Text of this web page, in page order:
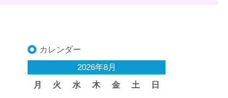
カレンダー
2026年8月
月
火 水 木 金 土 日